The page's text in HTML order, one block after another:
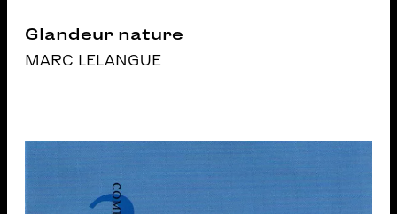
Glandeur nature
MARC LELANGUE